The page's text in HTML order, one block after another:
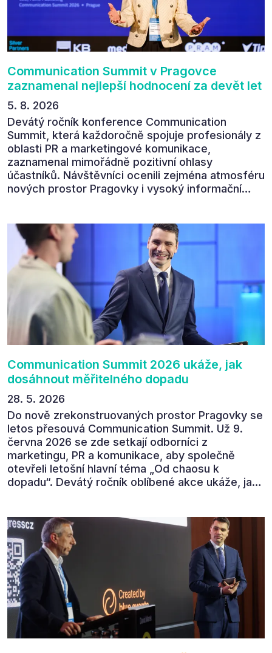
Communication Summit v Pragovce
zaznamenal nejlepší hodnocení za devět let
5. 8. 2026
Devátý ročník konference Communication
Summit, která každoročně spojuje profesionály z
oblasti PR a marketingové komunikace,
zaznamenal mimořádně pozitivní ohlasy
účastníků. Návštěvníci ocenili zejména atmosféru
nových prostor Pragovky i vysoký informační
zúčastnit i příštího ročníku. „Příjemná konference,
výborný program, hezké prostory, Daniel Stach
absolutně nejlepší moderátor!!!“ Tak shrnul
Communication Summit jeden z 330 účastníků ve
své zpětné vazbě. Ta potvrdila, co bylo slyšet i
cítit po celý 9. červen v Pragovce – že ročník s
tématem „Od chaosu k dopadu“ se skutečně
povedl.
Communication Summit 2026 ukáže, jak
dosáhnout měřitelného dopadu
28. 5. 2026
Do nově zrekonstruovaných prostor Pragovky se
letos přesouvá Communication Summit. Už 9.
června 2026 se zde setkají odborníci z
marketingu, PR a komunikace, aby společně
otevřeli letošní hlavní téma „Od chaosu k
dopadu“. Devátý ročník oblíbené akce ukáže, jak